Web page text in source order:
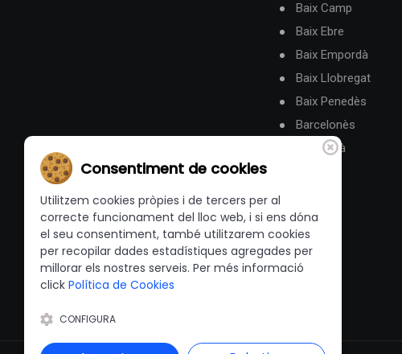
Baix Camp
Baix Ebre
Baix Empordà
Baix Llobregat
Baix Penedès
Barcelonès
Berguedà
Consentiment de cookies
Utilitzem cookies pròpies i de tercers per al
correcte funcionament del lloc web, i si ens dóna
el seu consentiment, també utilitzarem cookies
per recopilar dades estadístiques agregades per
millorar els nostres serveis. Per més informació
click Política de Cookies
CONFIGURA